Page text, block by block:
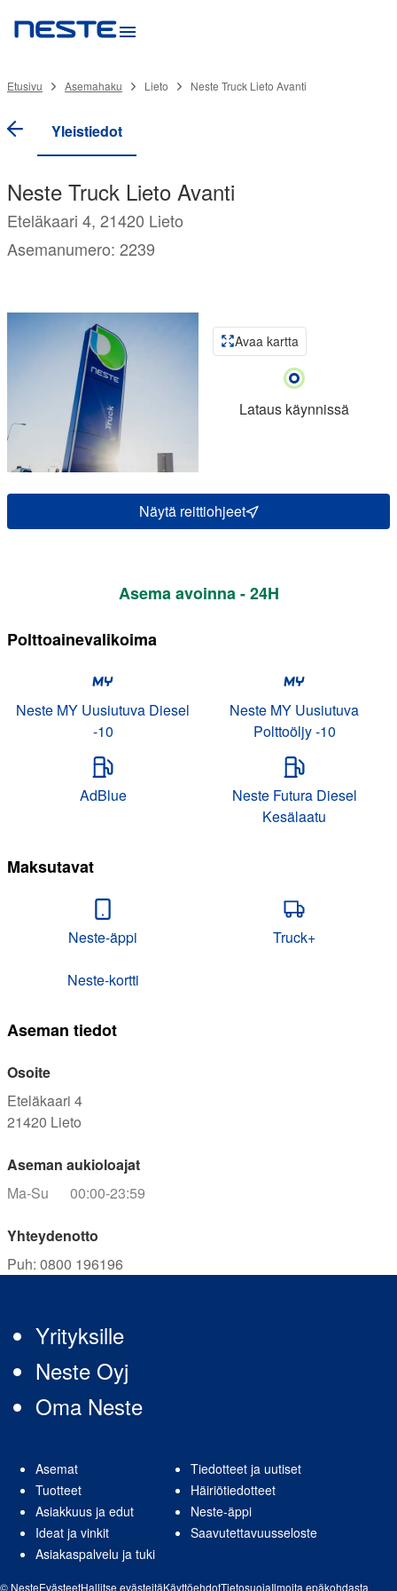
Etusivu Asemahaku Lieto Neste Truck Lieto Avanti
Yleistiedot
Neste Truck Lieto Avanti
Eteläkaari 4, 21420 Lieto
Asemanumero: 2239
Asema avoinna - 24H
Polttoainevalikoima
Neste MY Uusiutuva Diesel
-10
Neste MY Uusiutuva
Polttoöljy -10
AdBlue
Neste Futura Diesel
Kesälaatu
Maksutavat
Neste-äppi Truck+
Neste-kortti
Aseman tiedot
Osoite
Eteläkaari 4
21420 Lieto
Aseman aukioloajat
Ma-Su
00:00-23:59
Yhteydenotto
Puh: 0800 196196
Lataus käynnissä
Avaa kartta
Näytä reittiohjeet
Yrityksille
Neste Oyj
Oma Neste
Asemat
Tuotteet
Asiakkuus ja edut
Ideat ja vinkit
Asiakaspalvelu ja tuki
Tiedotteet ja uutiset
Häiriötiedotteet
Neste-äppi
Saavutettavuusseloste
© NesteEvästeetHallitse evästeitäKäyttöehdotTietosuojaIlmoita epäkohdasta